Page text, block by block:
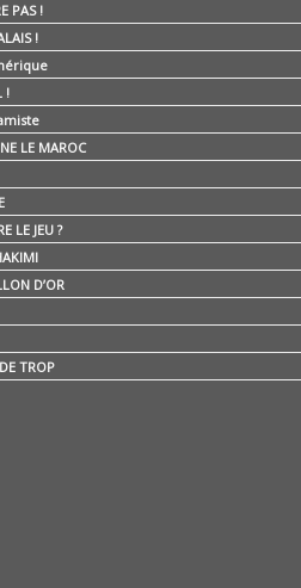
PAS !
!
!
LE MAROC
LE JEU ?
D’OR
TROP